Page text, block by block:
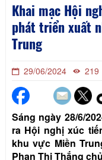
Khai mạc Hội
phát triển xuất
Trung
29/06/2024 219
Sáng ngày 28/6/
ra Hội nghị xúc
khu vực Miền
Phan Thị Thắng